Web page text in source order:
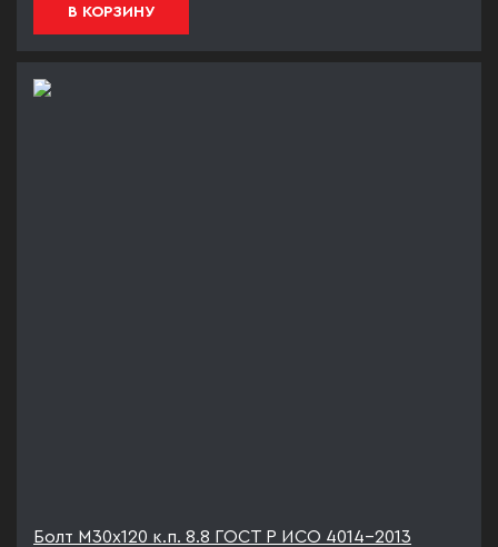
В КОРЗИНУ
Болт М30х120 к.п. 8.8 ГОСТ Р ИСО 4014-2013